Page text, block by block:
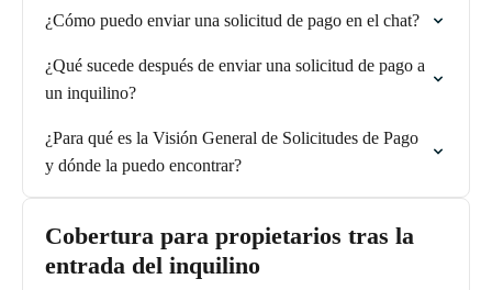
¿Cómo puedo enviar una solicitud de pago en el chat?
¿Qué sucede después de enviar una solicitud de pago a
un inquilino?
¿Para qué es la Visión General de Solicitudes de Pago
y dónde la puedo encontrar?
Cobertura para propietarios tras la
entrada del inquilino